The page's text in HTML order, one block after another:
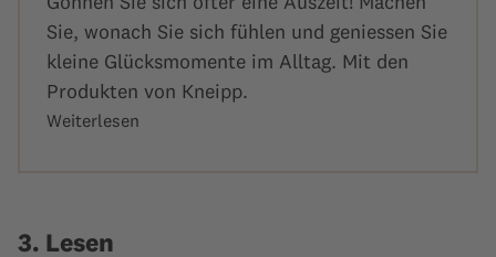
Sie, wonach Sie sich fühlen und geniessen Sie
kleine Glücksmomente im Alltag. Mit den
Produkten von Kneipp.
Weiterlesen
3. Lesen